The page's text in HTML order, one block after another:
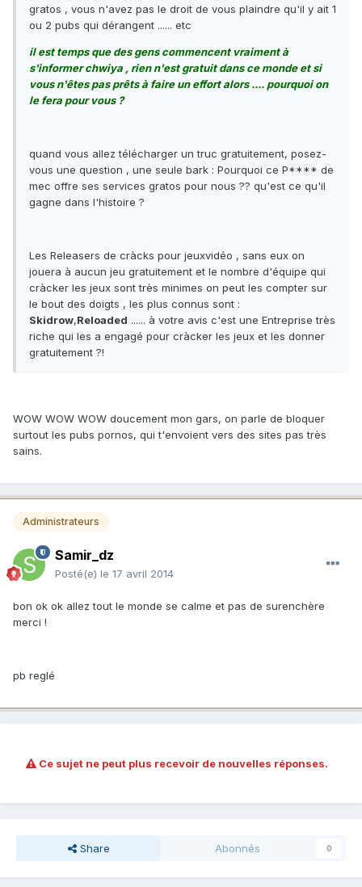
gratos , vous n'avez pas le droit de vous plaindre qu'il y ait 1
ou 2 pubs qui dérangent ...... etc
il est temps que des gens commencent vraiment à
s'informer chwiya , rien n'est gratuit dans ce monde et si
vous n'êtes pas prêts à faire un effort alors .... pourquoi on
le fera pour vous ?
quand vous allez télécharger un truc gratuitement, posez-
vous une question , une seule bark : Pourquoi ce P**** de
mec offre ses services gratos pour nous ?? qu'est ce qu'il
gagne dans l'histoire ?
Les Releasers de cràcks pour jeuxvidéo , sans eux on
jouera à aucun jeu gratuitement et le nombre d'équipe qui
cràcker les jeux sont très minimes on peut les compter sur
le bout des doigts , les plus connus sont :
Skidrow,Reloaded ...... à votre avis c'est une Entreprise très
riche qui les a engagé pour cràcker les jeux et les donner
gratuitement ?!
WOW WOW WOW doucement mon gars, on parle de bloquer
surtout les pubs pornos, qui t'envoient vers des sites pas très
sains.
Administrateurs
Samir_dz
Posté(e) le 17 avril 2014
bon ok ok allez tout le monde se calme et pas de surenchère
merci !
pb reglé
Ce sujet ne peut plus recevoir de nouvelles réponses.
Share Abonnés 0